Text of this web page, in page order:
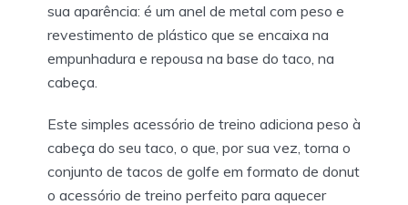
sua aparência: é um anel de metal com peso e
revestimento de plástico que se encaixa na
empunhadura e repousa na base do taco, na
cabeça.
Este simples acessório de treino adiciona peso à
cabeça do seu taco, o que, por sua vez, torna o
conjunto de tacos de golfe em formato de donut
o acessório de treino perfeito para aquecer